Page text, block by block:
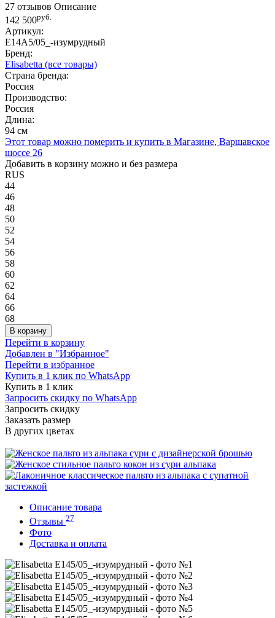
27 отзывов Описание
142 500руб.
Артикул:
E14A5/05_-изумрудный
Бренд:
Elisabetta (все товары)
Страна бренда:
Россия
Производство:
Россия
Длина:
94 см
Этот товар можно померить и купить в Магазине, Варшавское
шоссе 26
Добавить в корзину можно и без размера
RUS
44
46
48
50
52
54
56
58
60
62
64
66
68
В корзину
Перейти в корзину
Добавлен в "Избранное"
Перейти в избранное
Купить в 1 клик по WhatsApp
Купить в 1 клик
Запросить скидку по WhatsApp
Запросить скидку
Заказать размер
В других цветах
Описание товара
Отзывы 27
Фото
Доставка и оплата